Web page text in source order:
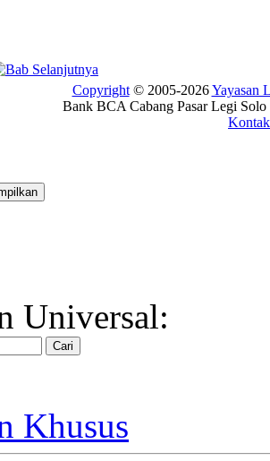
Copyright© 2005-2026Yayasan
Bank BCA Cabang Pasar Legi
Kontak
Universal:
Khusus